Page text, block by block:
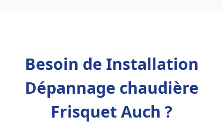
Besoin de Installation
Dépannage chaudière
Frisquet Auch ?